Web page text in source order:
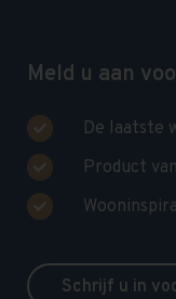
Meld u aan
De laatste
Product
Schrijf u in